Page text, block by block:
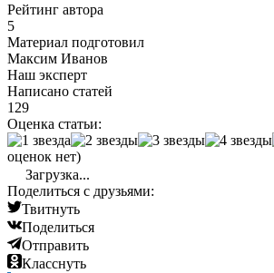
Рейтинг автора
5
Материал подготовил
Максим Иванов
Наш эксперт
Написано статей
129
Оценка статьи:
оценок нет)
Загрузка...
Поделиться с друзьями:
Твитнуть
Поделиться
Отправить
Класснуть